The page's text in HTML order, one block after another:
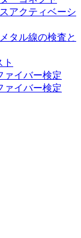
アクティベーシ
タル線の検査と
ァイバー検定
ァイバー検定